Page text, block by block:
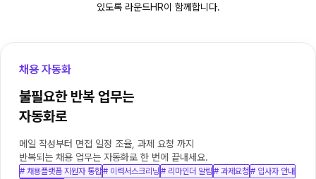
있도록 라운드HR이 함께합니다.
채용 자동화
불필요한 반복 업무는
자동화로
메일 작성부터 면접 일정 조율, 과제 요청 까지
반복되는 채용 업무는 자동화로 한 번에 끝내세요.
# 채용플랫폼 지원자 통합# 이력서스크리닝 # 리마인더 알림 # 과제요청# 입사자 안내